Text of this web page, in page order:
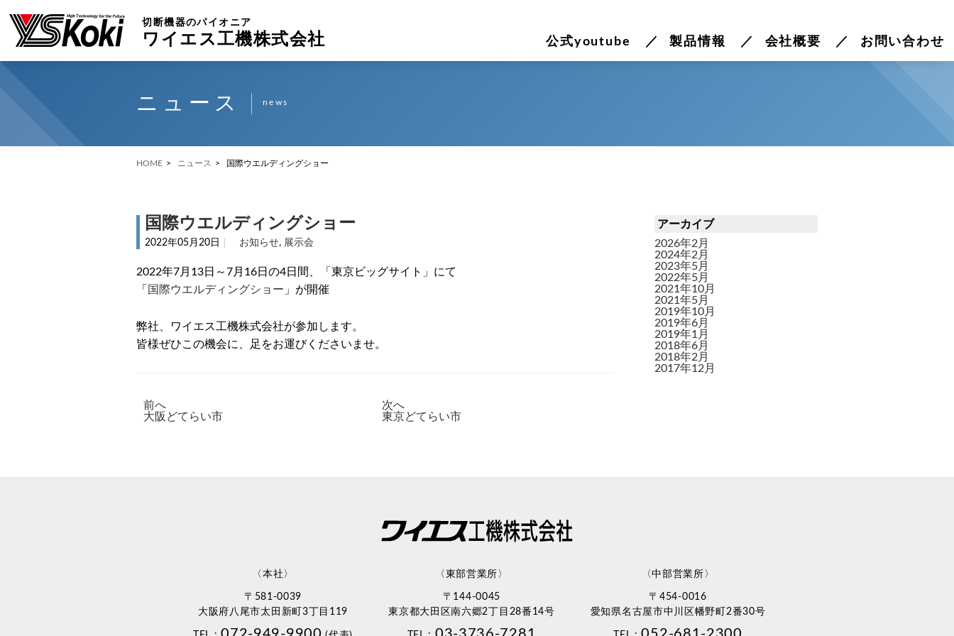
切断機器のパイオニア
ワイエス工機株式会社 公式youtube 製品情報 会社概要 お問い合わせ
ニュース news
HOME ニュース 国際ウエルディングショー
国際ウエルディングショー
2022年05月20日 お知らせ, 展示会
2022年7月13日～7月16日の4日間、「東京ビッグサイト」にて
「 国際ウエルディングショー 」が開催
弊社、ワイエス工機株式会社が参加します。
皆様ぜひこの機会に、足をお運びくださいませ。
前へ
大阪どてらい市
次へ
東京どてらい市
アーカイブ
2026年2月
2024年2月
2023年5月
2022年5月
2021年10月
2021年5月
2019年10月
2019年6月
2019年1月
2018年6月
2018年2月
2017年12月
〈本社〉
〒581-0039
大阪府八尾市太田新町3丁目119
〈東部営業所〉
〒144-0045
東京都大田区南六郷2丁目28番14号
〈中部営業所〉
〒454-0016
愛知県名古屋市中川区幡野町2番30号